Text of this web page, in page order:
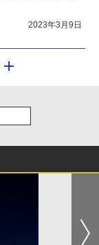
2023年3月9日